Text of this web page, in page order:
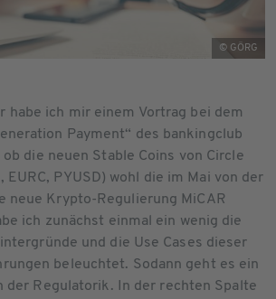
© GÖRG
habe ich mir einem Vortrag bei dem
Payment“ des bankingclub
die neuen Stable Coins von Circle
EURC, PYUSD) wohl die im Mai von der
neue Krypto-Regulierung MiCAR
ich zunächst einmal ein wenig die
und die Use Cases dieser
beleuchtet. Sodann geht es ein
der Regulatorik. In der rechten Spalte